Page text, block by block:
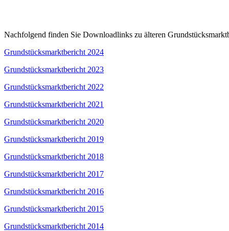
Nachfolgend finden Sie Downloadlinks zu älteren
Grundstücksmarktbericht 2024
Grundstücksmarktbericht 2023
Grundstücksmarktbericht 2022
Grundstücksmarktbericht 2021
Grundstücksmarktbericht 2020
Grundstücksmarktbericht 2019
Grundstücksmarktbericht 2018
Grundstücksmarktbericht 2017
Grundstücksmarktbericht 2016
Grundstücksmarktbericht 2015
Grundstücksmarktbericht 2014